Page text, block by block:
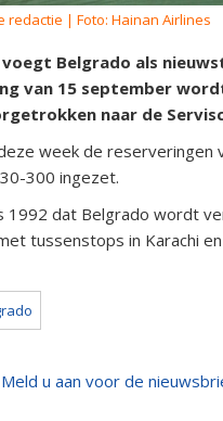
redactie | Foto: Hainan Airlines
voegt Belgrado als
van 15 september
naar de
week de reserveringen
300 ingezet.
dat Belgrado wordt
tussenstops in Karachi
Meld u aan voor de